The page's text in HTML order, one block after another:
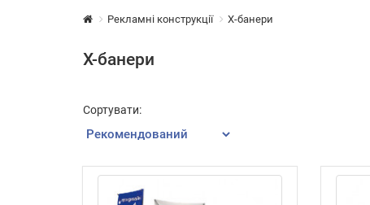
Рекламнi конструкції X-банери
X-банери
Сортувати: